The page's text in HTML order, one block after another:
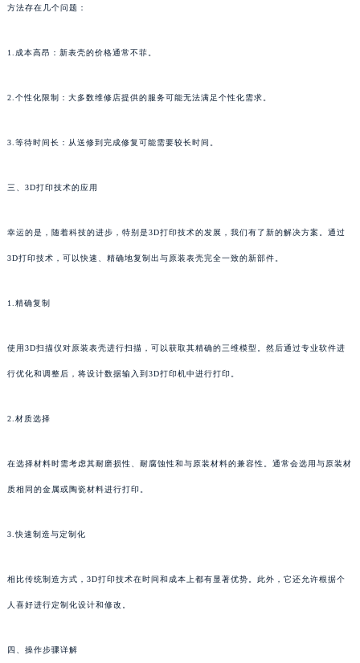
方法存在几个问题：
1.成本高昂：新表壳的价格通常不菲。
2.个性化限制：大多数维修店提供的服务可能无法满足个性化需求。
3.等待时间长：从送修到完成修复可能需要较长时间。
三、3D打印技术的应用
幸运的是，随着科技的进步，特别是3D打印技术的发展，我们有了新的解决方案。通过
3D打印技术，可以快速、精确地复制出与原装表壳完全一致的新部件。
1.精确复制
使用3D扫描仪对原装表壳进行扫描，可以获取其精确的三维模型。然后通过专业软件进
行优化和调整后，将设计数据输入到3D打印机中进行打印。
2.材质选择
在选择材料时需考虑其耐磨损性、耐腐蚀性和与原装材料的兼容性。通常会选用与原装材
质相同的金属或陶瓷材料进行打印。
3.快速制造与定制化
相比传统制造方式，3D打印技术在时间和成本上都有显著优势。此外，它还允许根据个
人喜好进行定制化设计和修改。
四、操作步骤详解